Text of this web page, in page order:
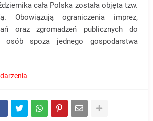
cała Polska została objęta tzw.
Obowiązują ograniczenia imprez,
oraz zgromadzeń publicznych do
osób spoza jednego gospodarstwa